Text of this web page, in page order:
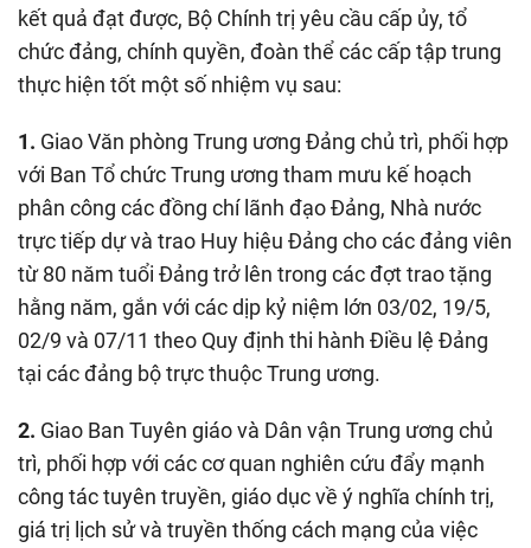
kết quả đạt được, Bộ Chính trị yêu cầu cấp ủy, tổ
chức đảng, chính quyền, đoàn thể các cấp tập trung
thực hiện tốt một số nhiệm vụ sau:
1. Giao Văn phòng Trung ương Đảng chủ trì, phối hợp
với Ban Tổ chức Trung ương tham mưu kế hoạch
phân công các đồng chí lãnh đạo Đảng, Nhà nước
trực tiếp dự và trao Huy hiệu Đảng cho các đảng viên
từ 80 năm tuổi Đảng trở lên trong các đợt trao tặng
hằng năm, gắn với các dịp kỷ niệm lớn 03/02, 19/5,
02/9 và 07/11 theo Quy định thi hành Điều lệ Đảng
tại các đảng bộ trực thuộc Trung ương.
2. Giao Ban Tuyên giáo và Dân vận Trung ương chủ
trì, phối hợp với các cơ quan nghiên cứu đẩy mạnh
công tác tuyên truyền, giáo dục về ý nghĩa chính trị,
giá trị lịch sử và truyền thống cách mạng của việc